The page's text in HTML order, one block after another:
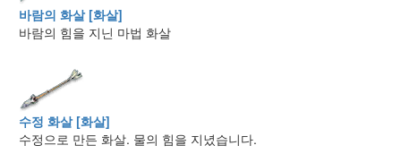
바람의 화살 [화살]
바람의 힘을 지닌 마법 화살
수정 화살 [화살]
수정으로 만든 화살. 물의 힘을 지녔습니다.